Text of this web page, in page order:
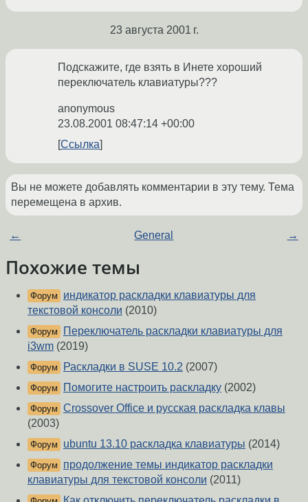
23 августа 2001 г.
Подскажите, где взять в Инете хороший
переключатель клавиатуры???
anonymous
23.08.2001 08:47:14 +00:00
Ссылка
Вы не можете добавлять комментарии в эту тему. Тема
перемещена в архив.
← General →
Похожие темы
Форум
индикатор раскладки клавиатуры для
текстовой консоли (2010)
Форум
Переключатель раскладки клавиатуры для
i3wm (2019)
Форум Раскладки в SUSE 10.2 (2007)
Форум Помогите настроить раскладку (2002)
Форум Crossover Office и русская раскладка клавы
(2003)
Форум ubuntu 13.10 раскладка клавиатуры (2014)
Форум
продолжение темы индикатор раскладки
клавиатуры для текстовой консоли (2011)